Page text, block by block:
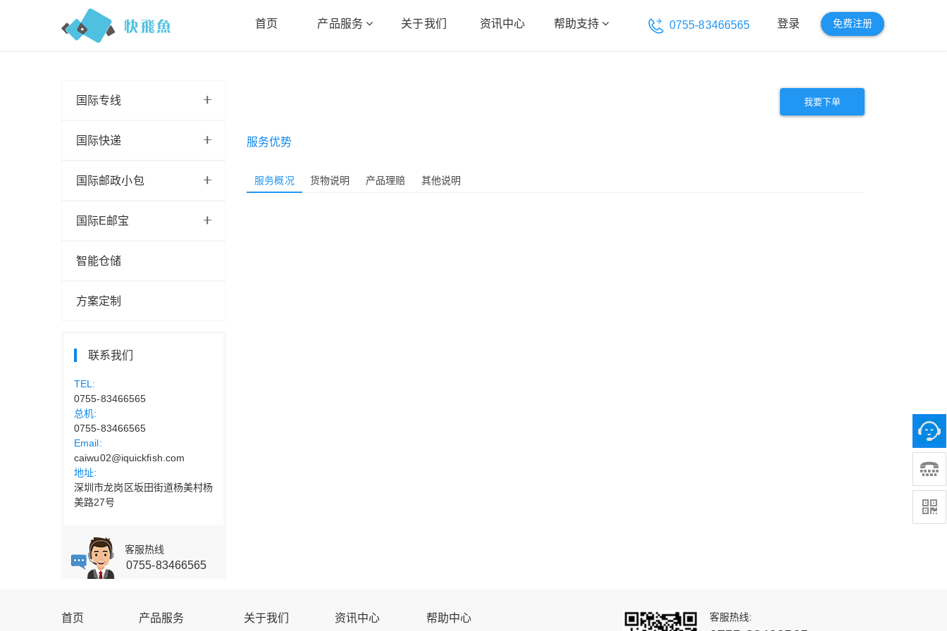
首页 产品服务 关于我们 资讯中心 帮助支持 0755-83466565 登录 免费注册
国际专线
国际快递
国际邮政小包
国际E邮宝
智能仓储
方案定制
联系我们
TEL:
0755-83466565
总机:
0755-83466565
Email:
caiwu02@iquickfish.com
地址:
深圳市龙岗区坂田街道杨美村杨
美路27号
客服热线
0755-83466565
我要下单
服务优势
服务概况 货物说明 产品理赔 其他说明
首页 产品服务 关于我们 资讯中心 帮助中心 客服热线: